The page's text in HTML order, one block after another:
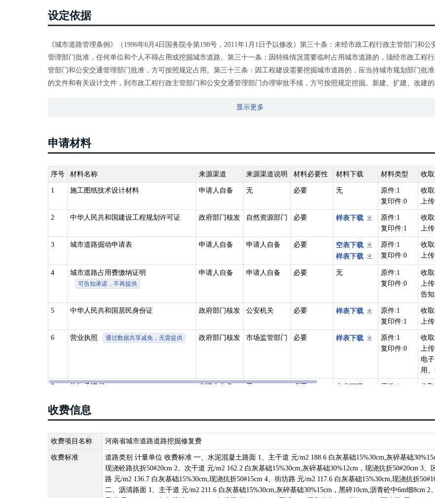
设定依据
《城市道路管理条例》（1996年6月4日国务院令第198号，2011年1月1日予以修改）第三十条：未经市政工程行政主管部门和公
管理部门批准，任何单位和个人不得占用或挖掘城市道路。第三十一条：因特殊情况需要临时占用城市道路的，须经市政工程
管部门和公安交通管理部门批准，方可按照规定占用。第三十三条：因工程建设需要挖掘城市道路的，应当持城市规划部门批
的文件和有关设计文件，到市政工程行政主管部门和公安交通管理部门办理审批手续，方可按照规定挖掘。新建、扩建、改建
《城市道路管理条例》（1996年6月4日国务院令第198号，2011年1月1日予以修改）第二十九条：依附于城市道路建设各种管线
项：城市桥梁上架设各类市政管线审批，实施机关：所在城市的市人民政府市政工程设施行政主管部门。
路审批’、‘依附于城市道路建设各种管线、杆线等设施审批’、‘城市桥梁上架设各类市政管线审批’3项合并为‘市政设施建设类审
显示更多
申请材料
序号 材料名称 来源渠道 来源渠道说明 材料必要性 材料下载 材料类型 收
1 施工图纸技术设计材料 申请人自备 无 必要 无
原件:1
复印件:0
收取
上传
2 中华人民共和国建设工程规划许可证 政府部门核发 自然资源部门 必要 样表下载
原件:1
复印件:1
收取
上传
3 城市道路掘动申请表 申请人自备 申请人自备 必要
空表下载
样表下载
原件:1
复印件:0
收取
上传
4 城市道路占用费缴纳证明
可告知承诺，不再提供
申请人自备 申请人自备 必要 无
原件:1
复印件:0
收取
上传
告
5 中华人民共和国居民身份证 政府部门核发 公安机关 必要 样表下载
原件:1
复印件:1
收取
上传
6 营业执照 通过数据共享减免，无需提供 政府部门核发 市场监管部门 必要 样表下载
原件:1
复印件:0
收取
上传
电子
用、
7 告知承诺书 申请人自备 无 必要
原件:1
收
收费信息
收费项目名称 河南省城市道路道路挖掘修复费
收费标准
道路类别 计量单位 收费标准 一、水泥混凝土路面 1、主干道 元/m2 188.6 白灰基础15%30cm,灰碎基础
现浇砼路抗折50#20cm 2、次干道 元/m2 162.2 白灰基础15%30cm,灰碎基础30%12cm，现浇抗折50#20cm 3、
路 元/m2 136.7 白灰基础15%30cm,现浇抗折50#15cm 4、街坊路 元/m2 117.6 白灰基础15%30cm,现浇抗折
二、沥清路面 1、主干道 元/m2 211.6 白灰基础15%30cm,灰碎基础30%15cm，黑碎10cm,沥青砼中6m细8cm 2